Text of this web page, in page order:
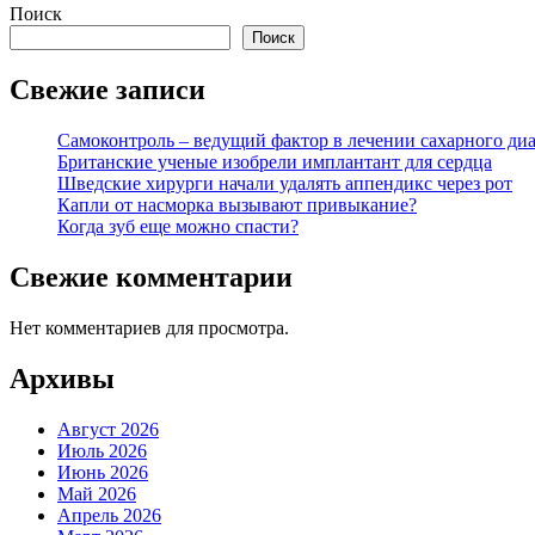
Поиск
Поиск
Свежие записи
Самоконтроль – ведущий фактор в лечении сахарного
Британские ученые изобрели имплантант для сердца
Шведские хирурги начали удалять аппендикс через рот
Капли от насморка вызывают привыкание?
Когда зуб еще можно спасти?
Свежие комментарии
Нет комментариев для просмотра.
Архивы
Август 2026
Июль 2026
Июнь 2026
Май 2026
Апрель 2026